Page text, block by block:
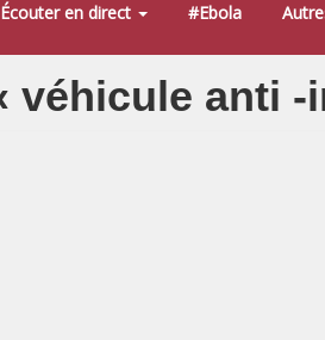
Écouter en direct #Ebola
véhicule anti -